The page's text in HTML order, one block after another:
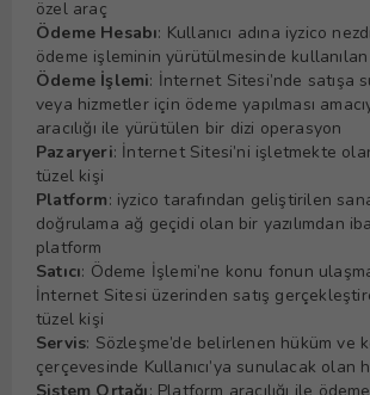
özel araç
Ödeme Hesabı: Kullanıcı adına iyzico
ödeme işleminin yürütülmesinde
Ödeme İşlemi: İnternet Sitesi’nde satışa
veya hizmetler için ödeme yapılması
aracılığı ile yürütülen bir dizi operasyon
Pazaryeri: İnternet Sitesi’ni işletmekte
tüzel kişi
Platform: iyzico tarafından geliştirilen
doğrulama ağ geçidi olan bir yazılımdan
platform
Satıcı: Ödeme İşlemi’ne konu fonun
İnternet Sitesi üzerinden satış
tüzel kişi
Servis: Sözleşme’de belirlenen hüküm ve
çerçevesinde Kullanıcı’ya sunulacak olan